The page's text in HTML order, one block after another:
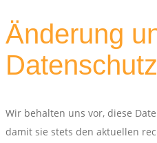
Änderung
Wir behalten uns vor, diese
damit sie stets den aktuellen